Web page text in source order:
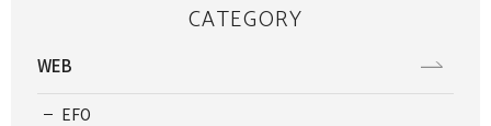
CATEGORY
WEB
EFO